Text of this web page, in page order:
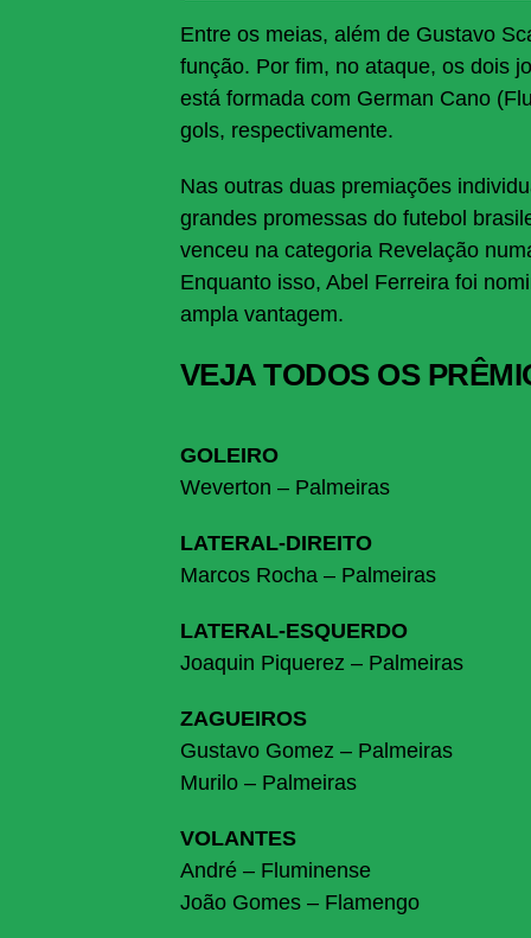
Entre os meias, além de Gustavo
função. Por fim, no ataque, os dois
está formada com German Cano
gols, respectivamente.
Nas outras duas premiações
grandes promessas do futebol
venceu na categoria Revelação
Enquanto isso, Abel Ferreira foi
ampla vantagem.
VEJA TODOS OS
GOLEIRO
Weverton – Palmeiras
LATERAL-DIREITO
Marcos Rocha – Palmeiras
LATERAL-ESQUERDO
Joaquin Piquerez – Palmeiras
ZAGUEIROS
Gustavo Gomez – Palmeiras
Murilo – Palmeiras
VOLANTES
André – Fluminense
João Gomes – Flamengo